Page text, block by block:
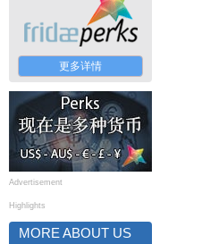
更多详情
Advertisement
Highlights
MORE ABOUT US